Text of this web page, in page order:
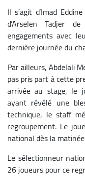
Il s’agit d’Imad
d’Arselen Tadjer
engagements avec
dernière journée du
Par ailleurs, Abdelali
pas pris part à cette
arrivée au stage, le
ayant révélé une
technique, le staff
regroupement. Le
national dès la
Le sélectionneur
26 joueurs pour ce